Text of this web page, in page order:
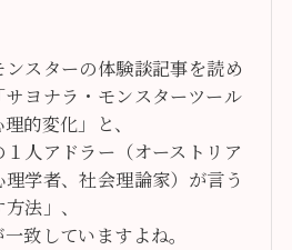
スターの体験談記事を読め
ヨナラ・モンスターツール
的変化」と、
１人アドラー（オーストリア
学者、社会理論家）が言う
法」、
致していますよね。